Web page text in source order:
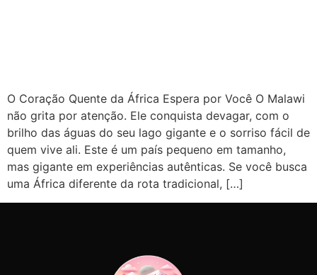
O Coração Quente da África Espera por Você O Malawi
não grita por atenção. Ele conquista devagar, com o
brilho das águas do seu lago gigante e o sorriso fácil de
quem vive ali. Este é um país pequeno em tamanho,
mas gigante em experiências autênticas. Se você busca
uma África diferente da rota tradicional, […]